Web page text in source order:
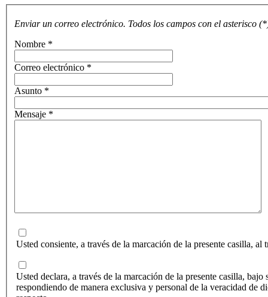
Enviar un correo electrónico. Todos los campos con el asterisco
Nombre *
Correo electrónico *
Asunto *
Mensaje *
Usted consiente, a través de la marcación de la presente casilla,
Usted declara, a través de la marcación de la presente casilla,
respondiendo de manera exclusiva y personal de la veracidad de